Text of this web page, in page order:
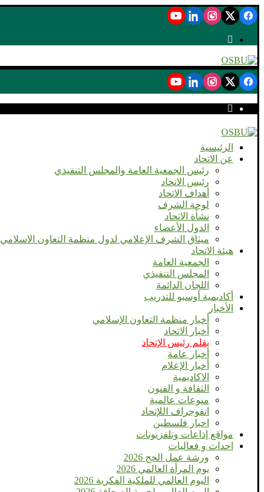
الرئيسية
عن الاتحاد
رئيس الجمعية العامة والمجلس التنفيذي
رئيس الاتحاد
أهداف الاتحاد
لوحة الشرف
نشأة الاتحاد
الدول الأعضاء
ميثاق الشرف الإعلامي لدول منظمة التعاون الاسلامي
هيئة الاتحاد
الجمعية العامة
المجلس التنفيذي
اللجان الدائمة
أكاديمية أوسبو للتدريب
الأخبار
أخبار منظمة التعاون الإسلامي
أخبار الاتحاد
بقلم رئيس الإتحاد
أخبار عامة
أخبار الإعلام
الاكاديمية
الثقافة و الفنون
منوعات عالمية
انفوجراف اللإتحاد
اخبار فلسطين
مواقع إذاعات وتلفزيونات
احداث و فعاليات
ورشة عمل الحج 2026
يوم المرأة العالمي 2026
اليوم العالمي للملكية الفكرية 2026